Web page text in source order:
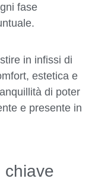
fase
in infissi di
estetica e
di poter
e presente in
chiave